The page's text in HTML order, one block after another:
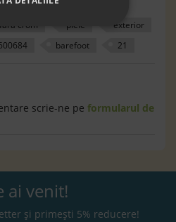
fara crom piele
exterior
barefoot 21
scrie-ne pe formularul de
ai venit!
și primești 5% reducere!